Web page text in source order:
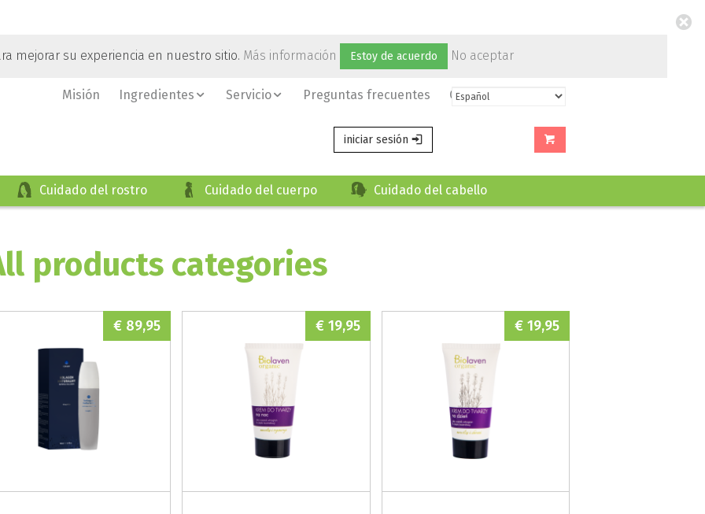
mejorar su experiencia en nuestro sitio. Más información Estoy de acuerdo No aceptar
Misión Ingredientes Servicio Preguntas frecuentes Contacto
iniciar sesión
Cuidado del rostro Cuidado del cuerpo Cuidado del cabello
products categories
€ 89,95 € 19,95 € 19,95